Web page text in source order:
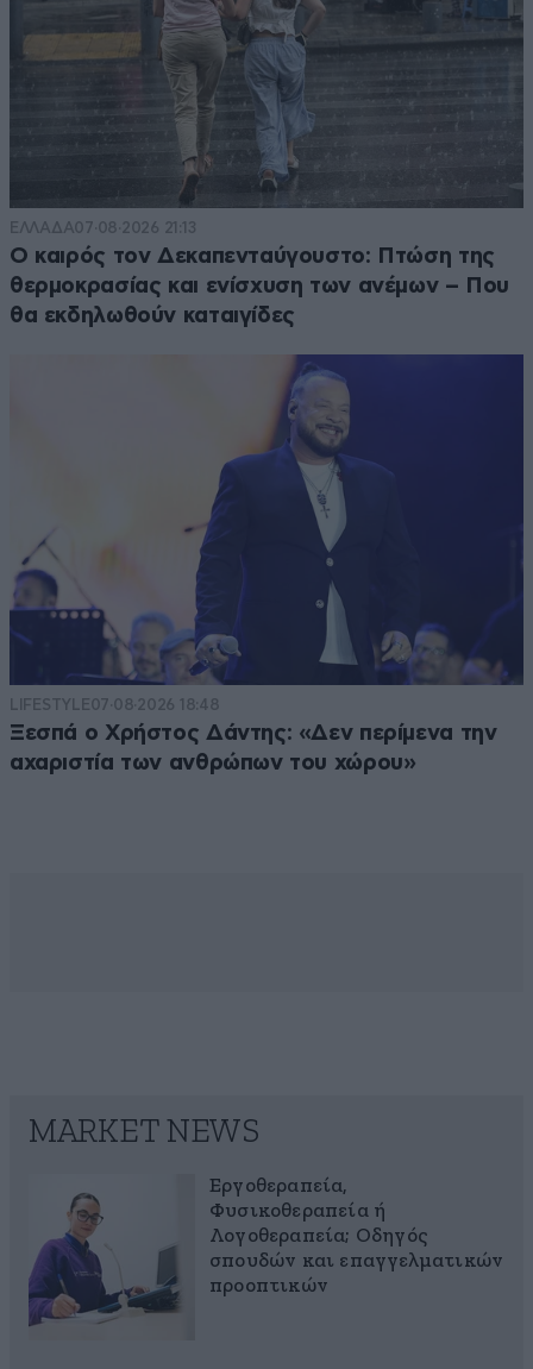
ΕΛΛΑΔΑ07·08·2026 21:13
Ο καιρός τον Δεκαπενταύγουστο: Πτώση της
θερμοκρασίας και ενίσχυση των ανέμων – Που
θα εκδηλωθούν καταιγίδες
LIFESTYLE07·08·2026 18:48
Ξεσπά ο Χρήστος Δάντης: «Δεν περίμενα την
αχαριστία των ανθρώπων του χώρου»
MARKET NEWS
Εργοθεραπεία,
Φυσικοθεραπεία ή
Λογοθεραπεία; Οδηγός
σπουδών και επαγγελματικών
προοπτικών